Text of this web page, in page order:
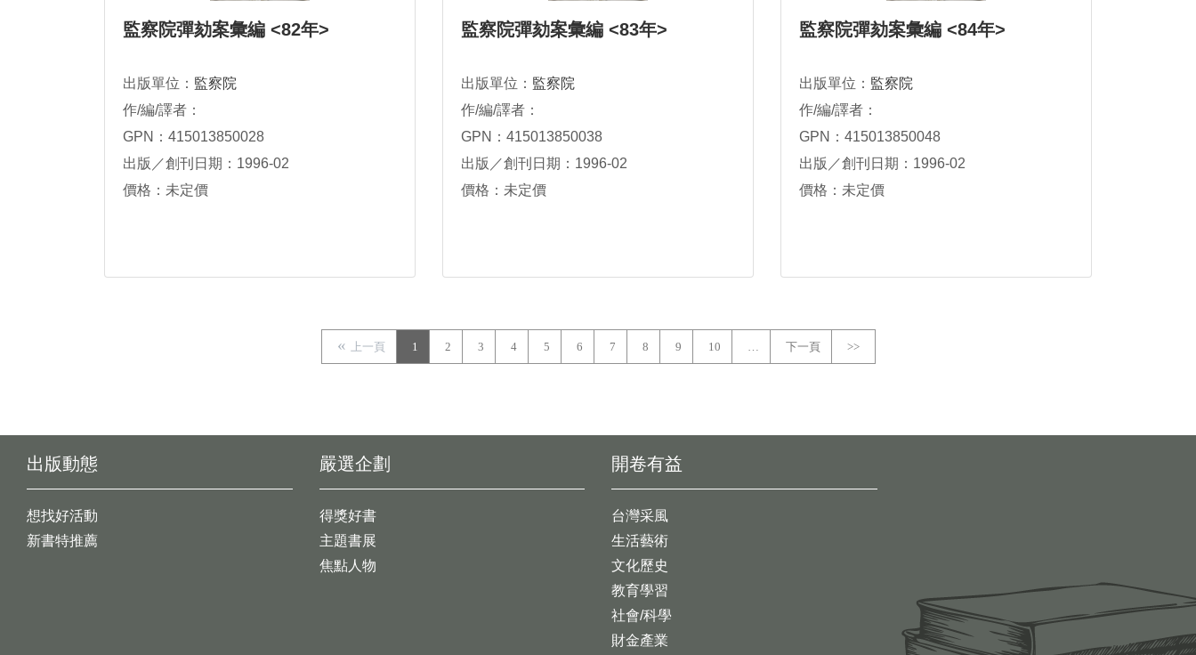
監察院彈劾案彙編 <82年>
出版單位： 監察院
作/編/譯者：
GPN：415013850028
出版／創刊日期：1996-02
價格：未定價
監察院彈劾案彙編 <83年>
出版單位： 監察院
作/編/譯者：
GPN：415013850038
出版／創刊日期：1996-02
價格：未定價
監察院彈劾案彙編 <84年>
出版單位： 監察院
作/編/譯者：
GPN：415013850048
出版／創刊日期：1996-02
價格：未定價
上一頁 1 2 3 4 5 6 7 8 9 10 … 下一頁 >>
出版動態
想找好活動
新書特推薦
開卷有益
台灣采風
生活藝術
文化歷史
教育學習
社會/科學
財金產業
嚴選企劃
得獎好書
主題書展
焦點人物